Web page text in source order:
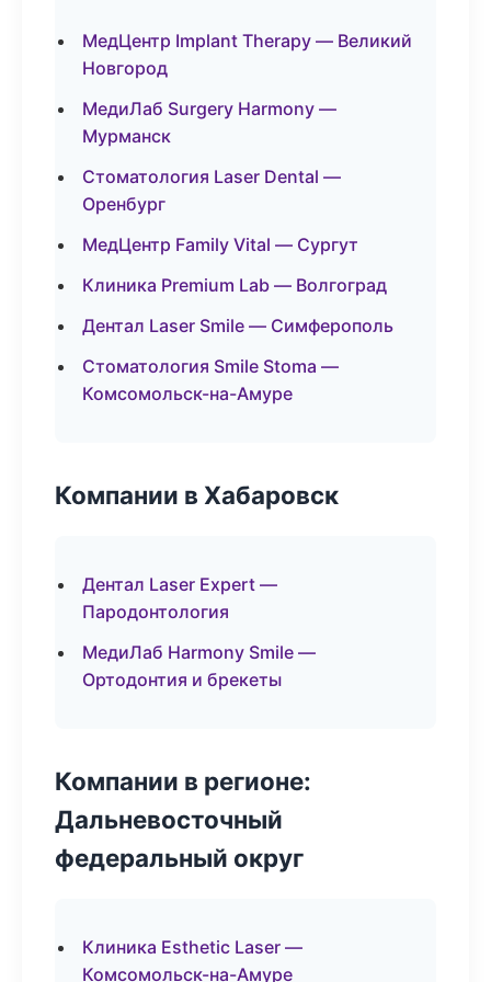
МедЦентр Implant Therapy — Великий
Новгород
МедиЛаб Surgery Harmony —
Мурманск
Стоматология Laser Dental —
Оренбург
МедЦентр Family Vital — Сургут
Клиника Premium Lab — Волгоград
Дентал Laser Smile — Симферополь
Стоматология Smile Stoma —
Комсомольск-на-Амуре
Компании в Хабаровск
Дентал Laser Expert —
Пародонтология
МедиЛаб Harmony Smile —
Ортодонтия и брекеты
Компании в регионе:
Дальневосточный
федеральный округ
Клиника Esthetic Laser —
Комсомольск-на-Амуре